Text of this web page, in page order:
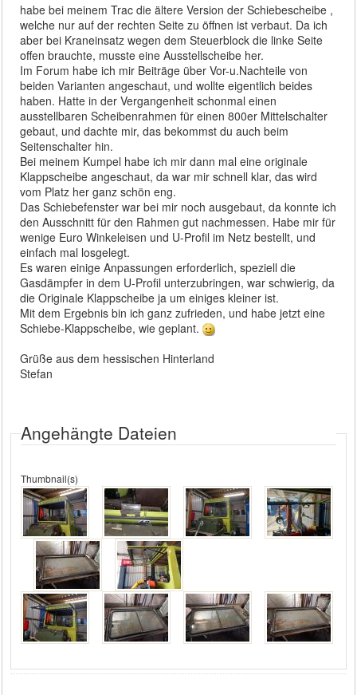
habe bei meinem Trac die ältere Version der Schiebescheibe ,
welche nur auf der rechten Seite zu öffnen ist verbaut. Da ich
aber bei Kraneinsatz wegen dem Steuerblock die linke Seite
offen brauchte, musste eine Ausstellscheibe her.
Im Forum habe ich mir Beiträge über Vor-u.Nachteile von
beiden Varianten angeschaut, und wollte eigentlich beides
haben. Hatte in der Vergangenheit schonmal einen
ausstellbaren Scheibenrahmen für einen 800er Mittelschalter
gebaut, und dachte mir, das bekommst du auch beim
Seitenschalter hin.
Bei meinem Kumpel habe ich mir dann mal eine originale
Klappscheibe angeschaut, da war mir schnell klar, das wird
vom Platz her ganz schön eng.
Das Schiebefenster war bei mir noch ausgebaut, da konnte ich
den Ausschnitt für den Rahmen gut nachmessen. Habe mir für
wenige Euro Winkeleisen und U-Profil im Netz bestellt, und
einfach mal losgelegt.
Es waren einige Anpassungen erforderlich, speziell die
Gasdämpfer in dem U-Profil unterzubringen, war schwierig, da
die Originale Klappscheibe ja um einiges kleiner ist.
Mit dem Ergebnis bin ich ganz zufrieden, und habe jetzt eine
Schiebe-Klappscheibe, wie geplant.
Grüße aus dem hessischen Hinterland
Stefan
Angehängte Dateien
Thumbnail(s)